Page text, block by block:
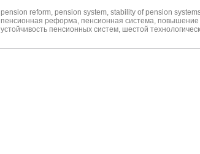
pension reform, pension system, stability of pension
пенсионная реформа, пенсионная система, повышение
устойчивость пенсионных систем, шестой